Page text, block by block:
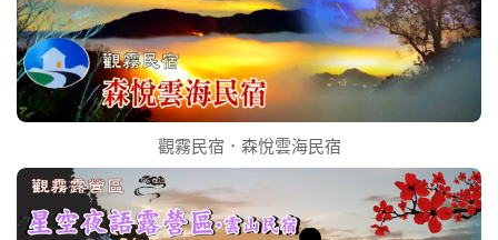
觀霧民宿．森悅雲海民宿